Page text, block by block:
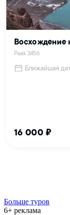
Больше туров
6+ реклама